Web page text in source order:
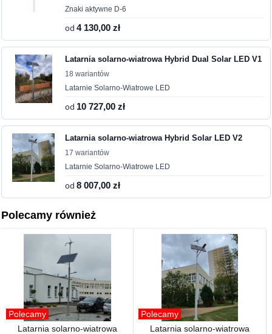
Znaki aktywne D-6
od4 130,00 zł
Latarnia solarno-wiatrowa Hybrid Dual Solar LED V1
18 wariantów
Latarnie Solarno-Wiatrowe LED
od 10 727,00 zł
Latarnia solarno-wiatrowa Hybrid Solar LED V2
17 wariantów
Latarnie Solarno-Wiatrowe LED
od8 007,00 zł
Polecamy również
Polecamy
Latarnia solarno-wiatrowa
Polecamy
Latarnia solarno-wiatrowa